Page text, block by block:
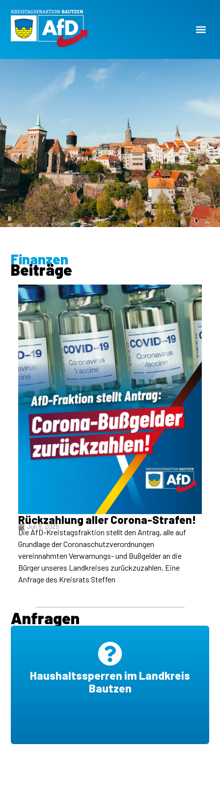
Finanzen
Beiträge
Rückzahlung aller Corona-Strafen!
Juli 8, 2025
Die AfD-Kreistagsfraktion stellt den Antrag, alle auf
Grundlage der Coronaschutzverordnungen
vereinnahmten Verwarnungs- und Bußgelder an die
Bürger unseres Landkreises zurückzuzahlen. Eine
Anfrage des Kreisrats Steffen
Anfragen
Haushaltssperren im Landkreis
Bautzen